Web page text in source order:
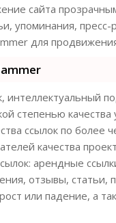
сайта
упоминания,
для
степенью
ссылок по более
качества
арендные
отзывы, статьи,
или падение, а